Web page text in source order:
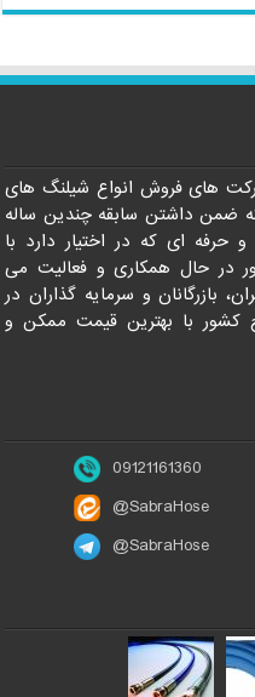
های فروش انواع شیلنگ های
ضمن داشتن سابقه چندین ساله
ای که در اختیار دارد با
در حال همکاری و فعالیت می
بازرگانان و سرمایه گذاران در
کشور با بهترین قیمت ممکن و
09121161360
@SabraHose
@SabraHose